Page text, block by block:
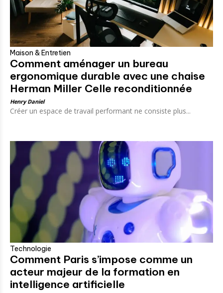
Maison & Entretien
Comment aménager un bureau
ergonomique durable avec une chaise
Herman Miller Celle reconditionnée
Henry Daniel
Créer un espace de travail performant ne consiste plus...
Technologie
Comment Paris s’impose comme un
acteur majeur de la formation en
intelligence artificielle